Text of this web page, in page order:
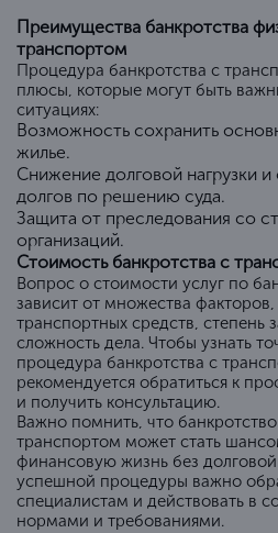
Преимущества банкротства
транспортом
Процедура банкротства с
плюсы, которые могут быть
ситуациях:
Возможность сохранить
жилье.
Снижение долговой нагрузки
долгов по решению суда.
Защита от преследования со
организаций.
Стоимость банкротства с
Вопрос о стоимости услуг по
зависит от множества
транспортных средств, степень
сложность дела. Чтобы узнать
процедура банкротства с
рекомендуется обратиться к
и получить консультацию.
Важно помнить, что
транспортом может стать
финансовую жизнь без
успешной процедуры важно
специалистам и действовать в
нормами и требованиями.